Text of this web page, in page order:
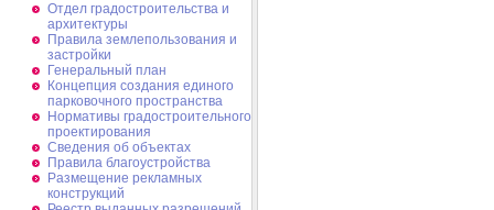
Отдел градостроительства и
архитектуры
Правила землепользования и
застройки
Генеральный план
Концепция создания единого
парковочного пространства
Нормативы градостроительного
проектирования
Сведения об объектах
Правила благоустройства
Размещение рекламных
конструкций